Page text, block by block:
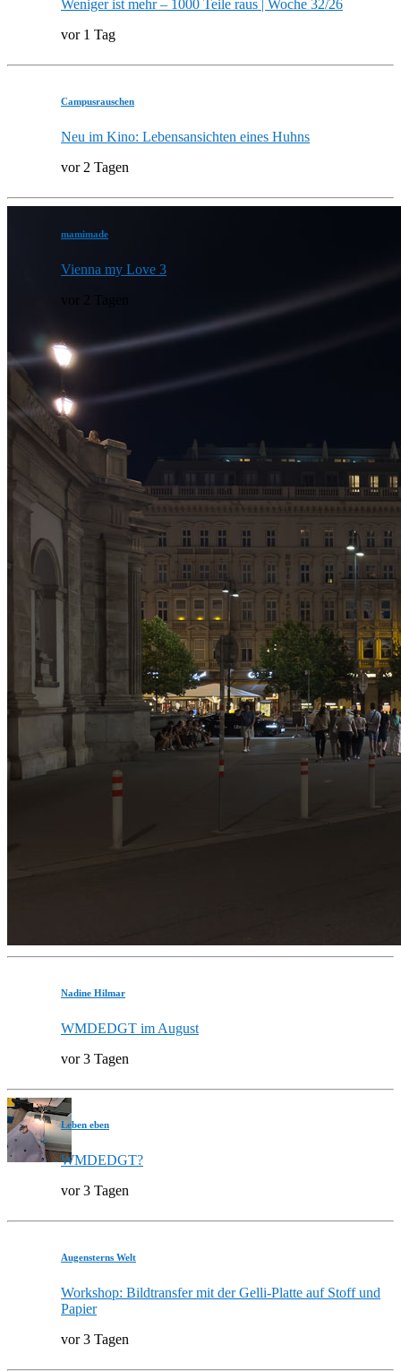
Weniger ist mehr – 1000 Teile raus | Woche 32/26
vor 1 Tag
Campusrauschen
Neu im Kino: Lebensansichten eines Huhns
vor 2 Tagen
mamimade
Vienna my Love 3
vor 2 Tagen
Nadine Hilmar
WMDEDGT im August
vor 3 Tagen
Leben eben
WMDEDGT?
vor 3 Tagen
Augensterns Welt
Workshop: Bildtransfer mit der Gelli-Platte auf Stoff und
Papier
vor 3 Tagen